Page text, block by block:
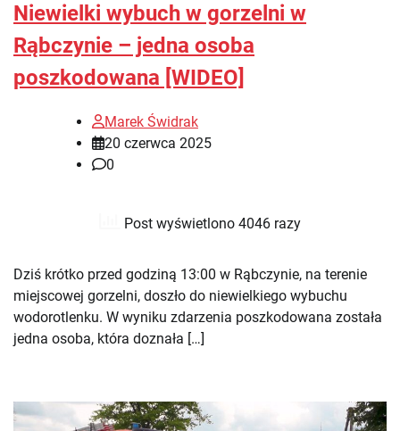
Niewielki wybuch w gorzelni w
Rąbczynie – jedna osoba
poszkodowana [WIDEO]
Marek Świdrak
20 czerwca 2025
0
Post wyświetlono 4046 razy
Dziś krótko przed godziną 13:00 w Rąbczynie, na terenie
miejscowej gorzelni, doszło do niewielkiego wybuchu
wodorotlenku. W wyniku zdarzenia poszkodowana została
jedna osoba, która doznała […]